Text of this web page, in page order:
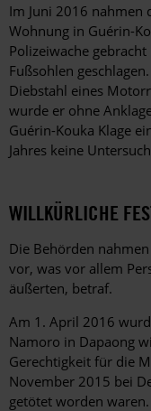
Im Juni 2016 nahmen
Wohnung in Guérin-
Polizeiwache
Fußsohlen
Diebstahl eines
wurde er ohne
Guérin-Kouka Klage
Jahres keine
WILLKÜRLICHE
Die Behörden
vor, was vor allem
äußerten, betraf.
Am 1. April 2016
Namoro in Dapaong
Gerechtigkeit für die
November 2015 bei
getötet worden